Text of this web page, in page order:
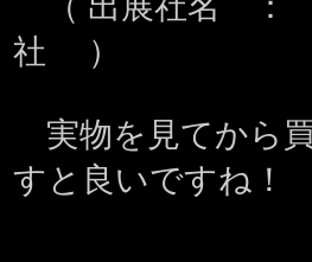
社 ）
実物を見てから
すと良いですね！